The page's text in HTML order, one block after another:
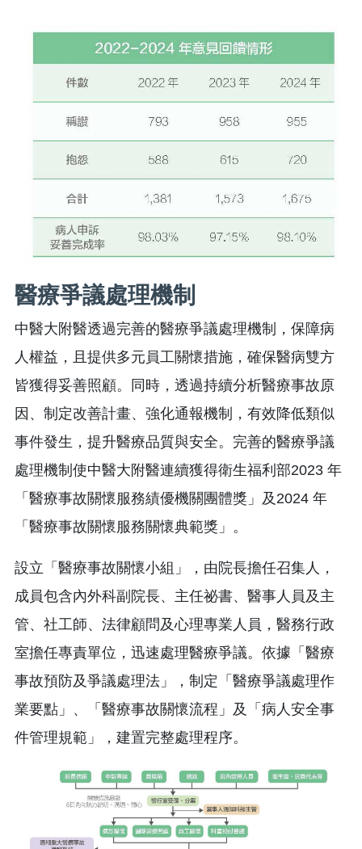
醫療爭議處理機制
中醫大附醫透過完善的醫療爭議處理機制，保障病
人權益，且提供多元員工關懷措施，確保醫病雙方
皆獲得妥善照顧。同時，透過持續分析醫療事故原
因、制定改善計畫、強化通報機制，有效降低類似
事件發生，提升醫療品質與安全。完善的醫療爭議
處理機制使中醫大附醫連續獲得衛生福利部2023 年
「醫療事故關懷服務績優機關團體獎」及2024 年
「醫療事故關懷服務關懷典範獎」。
設立「醫療事故關懷小組」，由院長擔任召集人，
成員包含內外科副院長、主任祕書、醫事人員及主
管、社工師、法律顧問及心理專業人員，醫務行政
室擔任專責單位，迅速處理醫療爭議。依據「醫療
事故預防及爭議處理法」，制定「醫療爭議處理作
業要點」、「醫療事故關懷流程」及「病人安全事
件管理規範」，建置完整處理程序。